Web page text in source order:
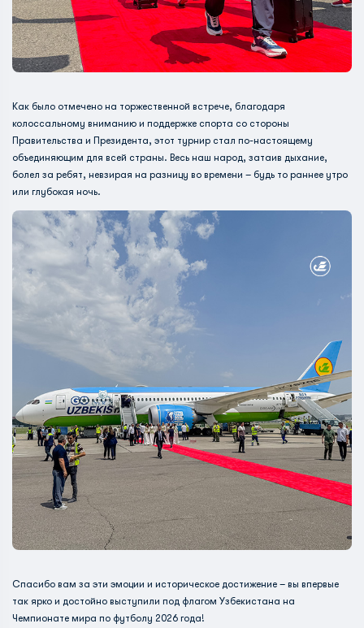
Как было отмечено на торжественной встрече, благодаря
колоссальному вниманию и поддержке спорта со стороны
Правительства и Президента, этот турнир стал по-настоящему
объединяющим для всей страны. Весь наш народ, затаив дыхание,
болел за ребят, невзирая на разницу во времени – будь то раннее утро
или глубокая ночь.
Спасибо вам за эти эмоции и историческое достижение – вы впервые
так ярко и достойно выступили под флагом Узбекистана на
Чемпионате мира по футболу 2026 года!